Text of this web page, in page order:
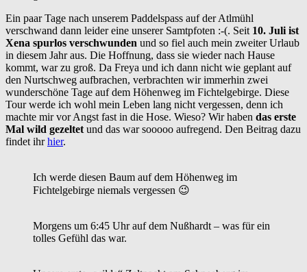
Ein paar Tage nach unserem Paddelspass auf der Atlmühl
verschwand dann leider eine unserer Samtpfoten :-(. Seit 10. Juli ist
Xena spurlos verschwunden und so fiel auch mein zweiter Urlaub
in diesem Jahr aus. Die Hoffnung, dass sie wieder nach Hause
kommt, war zu groß. Da Freya und ich dann nicht wie geplant auf
den Nurtschweg aufbrachen, verbrachten wir immerhin zwei
wunderschöne Tage auf dem Höhenweg im Fichtelgebirge. Diese
Tour werde ich wohl mein Leben lang nicht vergessen, denn ich
machte mir vor Angst fast in die Hose. Wieso? Wir haben das erste
Mal wild gezeltet und das war sooooo aufregend. Den Beitrag dazu
findet ihrhier.
Ich werde diesen Baum auf dem Höhenweg im
Fichtelgebirge niemals vergessen 😉
Morgens um 6:45 Uhr auf dem Nußhardt – was für ein
tolles Gefühl das war.